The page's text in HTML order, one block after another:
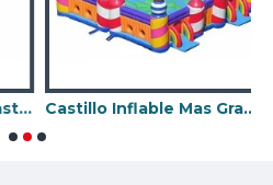
Parque Inflable Del Castillo Hinchable Castillo Inflable Mas Grande Del Mundo